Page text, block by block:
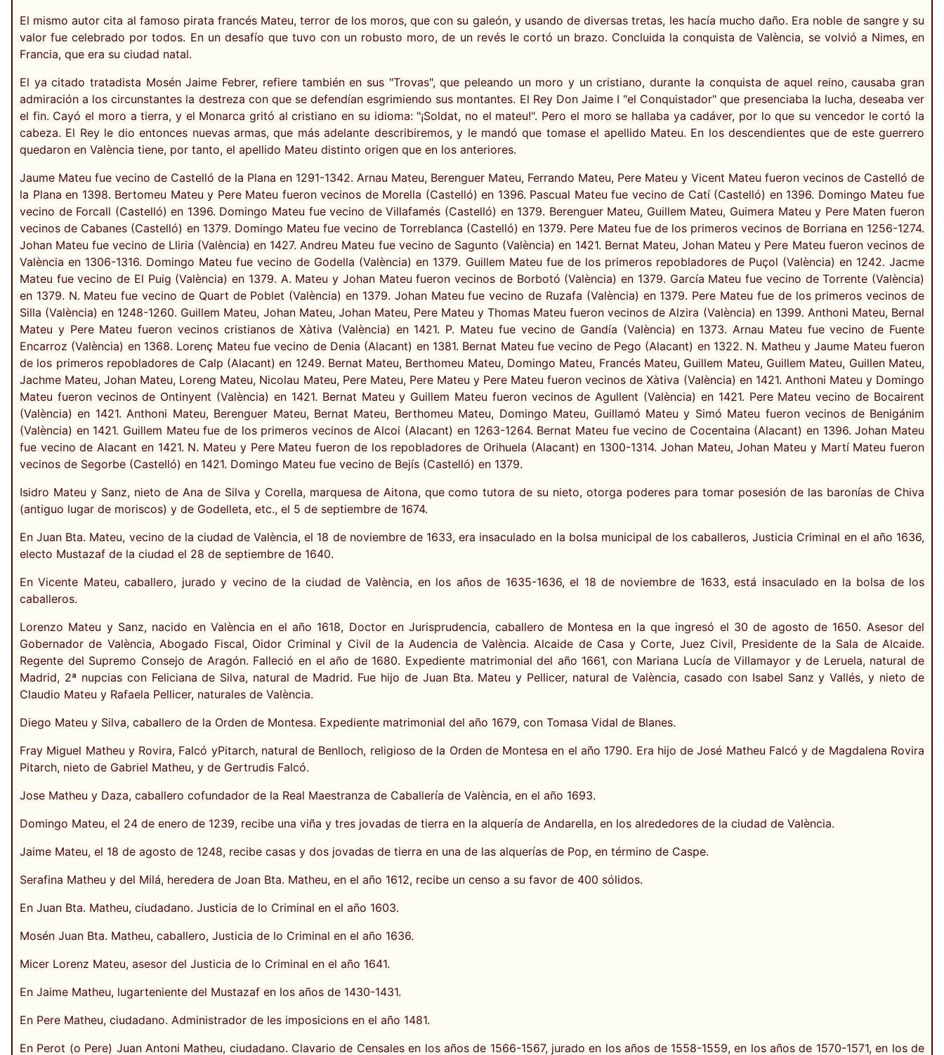
El mismo autor cita al famoso pirata francés Mateu, terror de los moros, que con su galeón, y usando de diversas tretas, les hacía mucho daño. Era noble de sangre y su
valor fue celebrado por todos. En un desafío que tuvo con un robusto moro, de un revés le cortó un brazo. Concluida la conquista de València, se volvió a Nimes, en
Francia, que era su ciudad natal.
El ya citado tratadista Mosén Jaime Febrer, refiere también en sus "Trovas", que peleando un moro y un cristiano, durante la conquista de aquel reino, causaba gran
admiración a los circunstantes la destreza con que se defendían esgrimiendo sus montantes. El Rey Don Jaime I "el Conquistador" que presenciaba la lucha, deseaba ver
el fin. Cayó el moro a tierra, y el Monarca gritó al cristiano en su idioma: "¡Soldat, no el mateu!". Pero el moro se hallaba ya cadáver, por lo que su vencedor le cortó la
cabeza. El Rey le dio entonces nuevas armas, que más adelante describiremos, y le mandó que tomase el apellido Mateu. En los descendientes que de este guerrero
quedaron en València tiene, por tanto, el apellido Mateu distinto origen que en los anteriores.
Jaume Mateu fue vecino de Castelló de la Plana en 1291-1342. Arnau Mateu, Berenguer Mateu, Ferrando Mateu, Pere Mateu y Vicent Mateu fueron vecinos de Castelló de
la Plana en 1398. Bertomeu Mateu y Pere Mateu fueron vecinos de Morella (Castelló) en 1396. Pascual Mateu fue vecino de Catí (Castelló) en 1396. Domingo Mateu fue
vecino de Forcall (Castelló) en 1396. Domingo Mateu fue vecino de Villafamés (Castelló) en 1379. Berenguer Mateu, Guillem Mateu, Guimera Mateu y Pere Maten fueron
vecinos de Cabanes (Castelló) en 1379. Domingo Mateu fue vecino de Torreblanca (Castelló) en 1379. Pere Mateu fue de los primeros vecinos de Borriana en 1256-1274.
Johan Mateu fue vecino de Lliria (València) en 1427. Andreu Mateu fue vecino de Sagunto (València) en 1421. Bernat Mateu, Johan Mateu y Pere Mateu fueron vecinos de
València en 1306-1316. Domingo Mateu fue vecino de Godella (València) en 1379. Guillem Mateu fue de los primeros repobladores de Puçol (València) en 1242. Jacme
Mateu fue vecino de El Puig (València) en 1379. A. Mateu y Johan Mateu fueron vecinos de Borbotó (València) en 1379. García Mateu fue vecino de Torrente (València)
en 1379. N. Mateu fue vecino de Quart de Poblet (València) en 1379. Johan Mateu fue vecino de Ruzafa (València) en 1379. Pere Mateu fue de los primeros vecinos de
Silla (València) en 1248-1260. Guillem Mateu, Johan Mateu, Johan Mateu, Pere Mateu y Thomas Mateu fueron vecinos de Alzira (València) en 1399. Anthoni Mateu, Bernal
Mateu y Pere Mateu fueron vecinos cristianos de Xàtiva (València) en 1421. P. Mateu fue vecino de Gandía (València) en 1373. Arnau Mateu fue vecino de Fuente
Encarroz (València) en 1368. Lorenç Mateu fue vecino de Denia (Alacant) en 1381. Bernat Mateu fue vecino de Pego (Alacant) en 1322. N. Matheu y Jaume Mateu fueron
de los primeros repobladores de Calp (Alacant) en 1249. Bernat Mateu, Berthomeu Mateu, Domingo Mateu, Francés Mateu, Guillem Mateu, Guillem Mateu, Guillen Mateu,
Jachme Mateu, Johan Mateu, Loreng Mateu, Nicolau Mateu, Pere Mateu, Pere Mateu y Pere Mateu fueron vecinos de Xàtiva (València) en 1421. Anthoni Mateu y Domingo
Mateu fueron vecinos de Ontinyent (València) en 1421. Bernat Mateu y Guillem Mateu fueron vecinos de Agullent (València) en 1421. Pere Mateu vecino de Bocairent
(València) en 1421. Anthoni Mateu, Berenguer Mateu, Bernat Mateu, Berthomeu Mateu, Domingo Mateu, Guillamó Mateu y Simó Mateu fueron vecinos de Benigánim
(València) en 1421. Guillem Mateu fue de los primeros vecinos de Alcoi (Alacant) en 1263-1264. Bernat Mateu fue vecino de Cocentaina (Alacant) en 1396. Johan Mateu
fue vecino de Alacant en 1421. N. Mateu y Pere Mateu fueron de los repobladores de Orihuela (Alacant) en 1300-1314. Johan Mateu, Johan Mateu y Martí Mateu fueron
vecinos de Segorbe (Castelló) en 1421. Domingo Mateu fue vecino de Bejís (Castelló) en 1379.
Isidro Mateu y Sanz, nieto de Ana de Silva y Corella, marquesa de Aitona, que como tutora de su nieto, otorga poderes para tomar posesión de las baronías de Chiva
(antiguo lugar de moriscos) y de Godelleta, etc., el 5 de septiembre de 1674.
En Juan Bta. Mateu, vecino de la ciudad de València, el 18 de noviembre de 1633, era insaculado en la bolsa municipal de los caballeros, Justicia Criminal en el año 1636,
electo Mustazaf de la ciudad el 28 de septiembre de 1640.
En Vicente Mateu, caballero, jurado y vecino de la ciudad de València, en los años de 1635-1636, el 18 de noviembre de 1633, está insaculado en la bolsa de los
caballeros.
Lorenzo Mateu y Sanz, nacido en València en el año 1618, Doctor en Jurisprudencia, caballero de Montesa en la que ingresó el 30 de agosto de 1650. Asesor del
Gobernador de València, Abogado Fiscal, Oidor Criminal y Civil de la Audencia de València. Alcaide de Casa y Corte, Juez Civil, Presidente de la Sala de Alcaide.
Regente del Supremo Consejo de Aragón. Falleció en el año de 1680. Expediente matrimonial del año 1661, con Mariana Lucía de Villamayor y de Leruela, natural de
Madrid, 2ª nupcias con Feliciana de Silva, natural de Madrid. Fue hijo de Juan Bta. Mateu y Pellicer, natural de València, casado con Isabel Sanz y Vallés, y nieto de
Claudio Mateu y Rafaela Pellicer, naturales de València.
Diego Mateu y Silva, caballero de la Orden de Montesa. Expediente matrimonial del año 1679, con Tomasa Vidal de Blanes.
Fray Miguel Matheu y Rovira, Falcó yPitarch, natural de Benlloch, religioso de la Orden de Montesa en el año 1790. Era hijo de José Matheu Falcó y de Magdalena Rovira
Pitarch, nieto de Gabriel Matheu, y de Gertrudis Falcó.
Jose Matheu y Daza, caballero cofundador de la Real Maestranza de Caballería de València, en el año 1693.
Domingo Mateu, el 24 de enero de 1239, recibe una viña y tres jovadas de tierra en la alquería de Andarella, en los alrededores de la ciudad de València.
Jaime Mateu, el 18 de agosto de 1248, recibe casas y dos jovadas de tierra en una de las alquerías de Pop, en término de Caspe.
Serafina Matheu y del Milá, heredera de Joan Bta. Matheu, en el año 1612, recibe un censo a su favor de 400 sólidos.
En Juan Bta. Matheu, ciudadano. Justicia de lo Criminal en el año 1603.
Mosén Juan Bta. Matheu, caballero, Justicia de lo Criminal en el año 1636.
Micer Lorenz Mateu, asesor del Justicia de lo Criminal en el año 1641.
En Jaime Matheu, lugarteniente del Mustazaf en los años de 1430-1431.
En Pere Matheu, ciudadano. Administrador de les imposicions en el año 1481.
En Perot (o Pere) Juan Antoni Matheu, ciudadano. Clavario de Censales en los años de 1566-1567, jurado en los años de 1558-1559, en los años de 1570-1571, en los de